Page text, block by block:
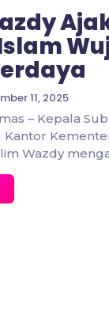
11, 2025
– Kepala
Kantor
Wazdy